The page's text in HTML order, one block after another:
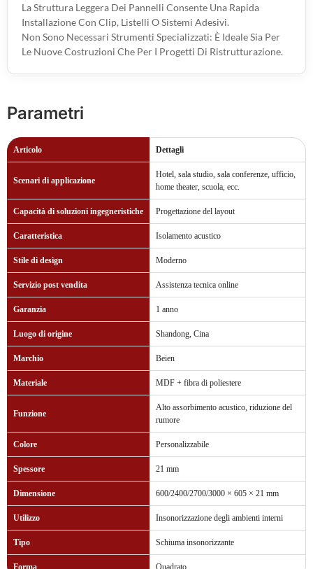
La Struttura Leggera Dei Pannelli Consente Una Rapida
Installazione Con Clip, Listelli O Sistemi Adesivi.
Non Sono Necessari Strumenti Specializzati: È Ideale Sia Per
Le Nuove Costruzioni Che Per I Progetti Di Ristrutturazione.
Parametri
Articolo Dettagli
Scenari di applicazione
Hotel, sala studio, sala conferenze, ufficio,
home theater, scuola, ecc.
Capacità di soluzioni ingegneristiche Progettazione del layout
Caratteristica Isolamento acustico
Stile di design Moderno
Servizio post vendita Assistenza tecnica online
Garanzia 1 anno
Luogo di origine Shandong, Cina
Marchio Beien
Materiale MDF + fibra di poliestere
Funzione
Alto assorbimento acustico, riduzione del
rumore
Colore Personalizzabile
Spessore 21 mm
Dimensione 600/2400/2700/3000 × 605 × 21 mm
Utilizzo Insonorizzazione degli ambienti interni
Tipo Schiuma insonorizzante
Forma Quadrato